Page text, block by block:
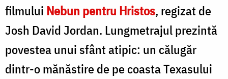
filmului Nebun pentru Hristos, regizat de
Josh David Jordan. Lungmetrajul prezintă
povestea unui sfânt atipic: un călugăr
dintr-o mănăstire de pe coasta Texasului